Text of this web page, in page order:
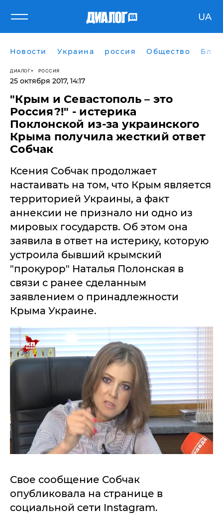
UA
Новости Украина россия Общество
ДИАЛОГ РОССИЯ
25 октября 2017, 14:17
"Крым и Севастополь – это
Россия?!" - истерика
Поклонской из-за украинского
Крыма получила жесткий ответ
Собчак
​Ксения Собчак продолжает
настаивать на том, что Крым является
территорией Украины, а факт
аннексии не признало ни одно из
мировых государств. Об этом она
заявила в ответ на истерику, которую
устроила бывший крымский
"прокурор" Наталья Полонская в
связи с ранее сделанным
заявлением о принадлежности
Крыма Украине.
Свое сообщение Собчак
опубликовала на странице в
социальной сети Instagram.